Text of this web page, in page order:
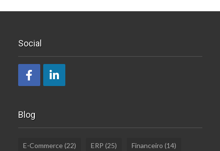
Social
Blog
E-Commerce(22) ERP (25) Financeiro (14)